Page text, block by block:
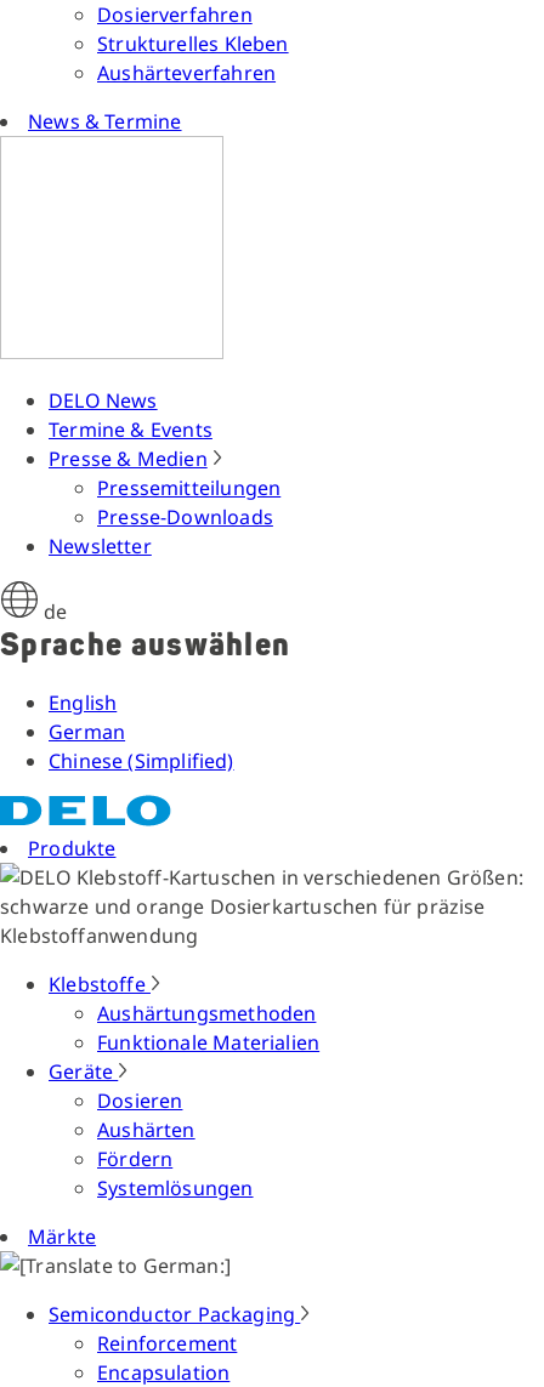
Dosierverfahren
Strukturelles Kleben
Aushärteverfahren
News & Termine
DELO News
Termine & Events
Presse & Medien
Pressemitteilungen
Presse-Downloads
Newsletter
de
Sprache auswählen
English
German
Chinese (Simplified)
Produkte
Klebstoffe
Aushärtungsmethoden
Funktionale Materialien
Geräte
Dosieren
Aushärten
Fördern
Systemlösungen
Märkte
Semiconductor Packaging
Reinforcement
Encapsulation